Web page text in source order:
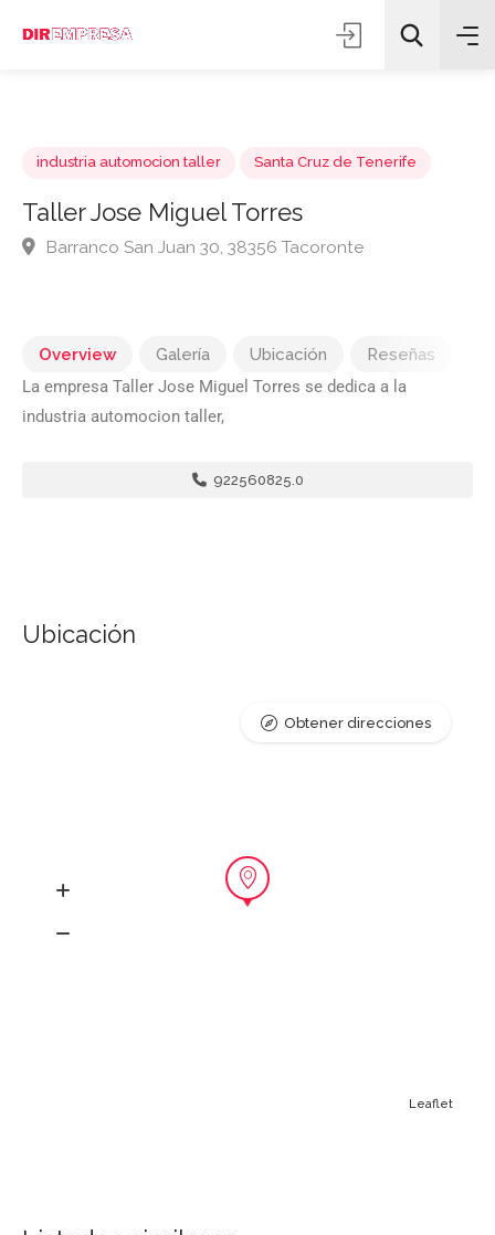
Taller Jose Miguel Torres
Overview Galería Ubicación
Reseñas
La empresa Taller Jose Miguel Torres se dedica a la
industria automocion taller,
922560825.0
Ubicación
Leaflet
Obtener direcciones